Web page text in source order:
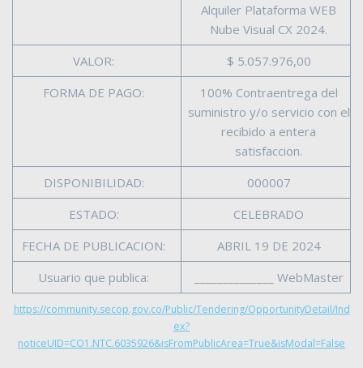
Alquiler Plataforma WEB
Nube Visual CX 2024.
VALOR:
$ 5.057.976,00
FORMA DE PAGO:
100% Contraentrega del
suministro y/o servicio con el
recibido a entera
satisfaccion.
DISPONIBILIDAD:
000007
ESTADO:
CELEBRADO
FECHA DE PUBLICACION:
ABRIL 19 DE 2024
Usuario que publica:
______________ WebMaster
https://community.secop.gov.co/Public/Tendering/OpportunityDetail/Ind
ex?
noticeUID=CO1.NTC.6035926&isFromPublicArea=True&isModal=False